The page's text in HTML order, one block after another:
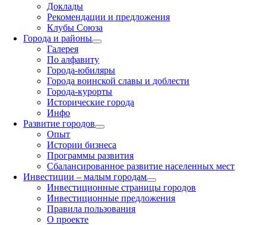
Доклады
Рекомендации и предложения
Клубы Союза
Города и районы
Галерея
По алфавиту
Города-юбиляры
Города воинской славы и доблести
Города-курорты
Исторические города
Инфо
Развитие городов
Опыт
Истории бизнеса
Программы развития
Сбалансированное развитие населенных мест
Инвестиции – малым городам
Инвестиционные страницы городов
Инвестиционные предложения
Правила пользования
О проекте